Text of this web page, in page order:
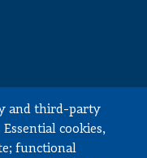
and third-party
cookies,
functional